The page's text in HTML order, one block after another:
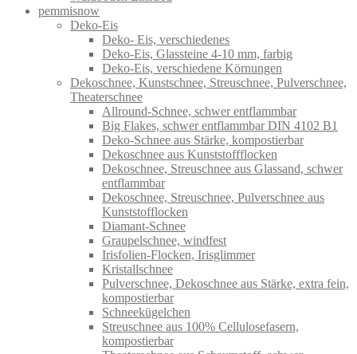
pemmisnow
Deko-Eis
Deko- Eis, verschiedenes
Deko-Eis, Glassteine 4-10 mm, farbig
Deko-Eis, verschiedene Körnungen
Dekoschnee, Kunstschnee, Streuschnee, Pulverschnee,
Theaterschnee
Allround-Schnee, schwer entflammbar
Big Flakes, schwer entflammbar DIN 4102 B1
Deko-Schnee aus Stärke, kompostierbar
Dekoschnee aus Kunststoffflocken
Dekoschnee, Streuschnee aus Glassand, schwer
entflammbar
Dekoschnee, Streuschnee, Pulverschnee aus
Kunststofflocken
Diamant-Schnee
Graupelschnee, windfest
Irisfolien-Flocken, Irisglimmer
Kristallschnee
Pulverschnee, Dekoschnee aus Stärke, extra fein,
kompostierbar
Schneekügelchen
Streuschnee aus 100% Cellulosefasern,
kompostierbar